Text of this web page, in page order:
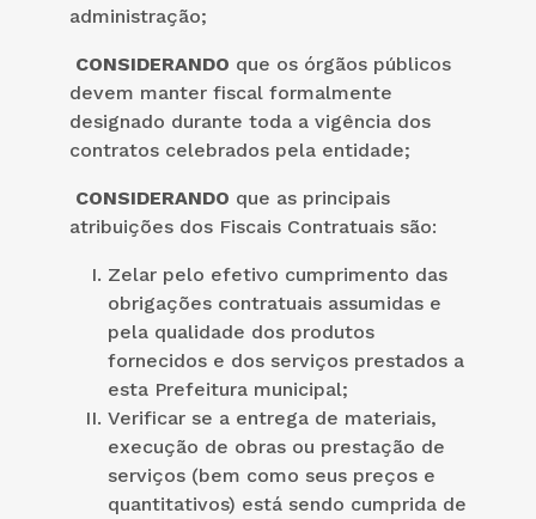
administração;
CONSIDERANDO que os órgãos públicos
devem manter fiscal formalmente
designado durante toda a vigência dos
contratos celebrados pela entidade;
CONSIDERANDO que as principais
atribuições dos Fiscais Contratuais são:
Zelar pelo efetivo cumprimento das
obrigações contratuais assumidas e
pela qualidade dos produtos
fornecidos e dos serviços prestados a
esta Prefeitura municipal;
Verificar se a entrega de materiais,
execução de obras ou prestação de
serviços (bem como seus preços e
quantitativos) está sendo cumprida de